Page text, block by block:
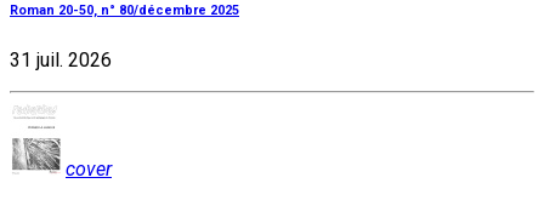
Roman 20-50, n° 80/décembre 2025
31 juil. 2026
cover